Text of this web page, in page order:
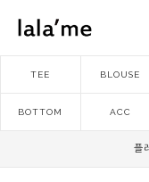
TEE BLOUSE
BOTTOM ACC
플